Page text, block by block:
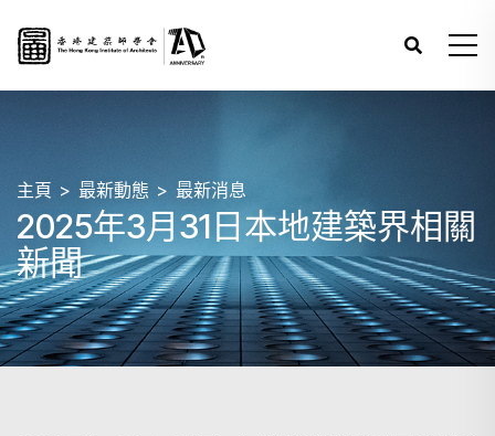
主頁 最新動態 最新消息
2025年3月31日本地建築界相關
新聞